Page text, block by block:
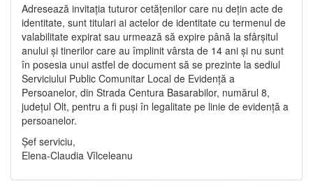
Adresează invitația tuturor cetățenilor care nu dețin acte de
identitate, sunt titulari ai actelor de identitate cu termenul de
valabilitate expirat sau urmează să expire până la sfârșitul
anului și tinerilor care au împlinit vârsta de 14 ani și nu sunt
în posesia unui astfel de document să se prezinte la sediul
Serviciului Public Comunitar Local de Evidență a
Persoanelor, din Strada Centura Basarabilor, numărul 8,
județul Olt, pentru a fi puși în legalitate pe linie de evidență a
persoanelor.
Șef serviciu,
Elena-Claudia Vîlceleanu